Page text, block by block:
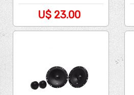
U$ 23.00